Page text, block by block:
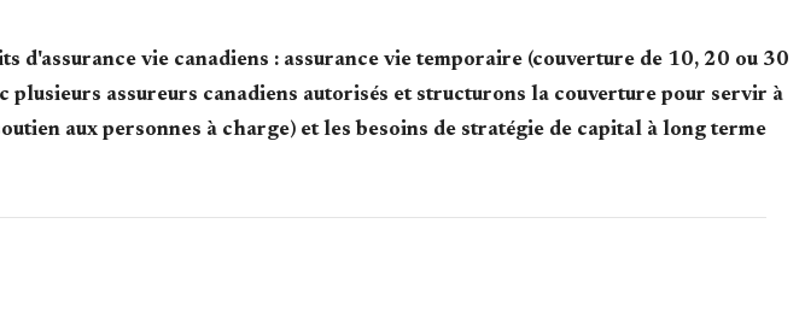
d'assurance vie canadiens : assurance vie temporaire (couverture de 10, 20 ou 30
assureurs canadiens autorisés et structurons la couverture pour servir à
aux personnes à charge) et les besoins de stratégie de capital à long terme